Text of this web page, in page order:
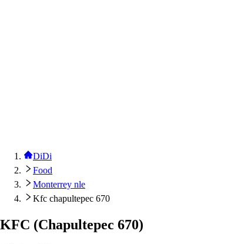
DiDi
Food
Monterrey nle
Kfc chapultepec 670
KFC (Chapultepec 670)